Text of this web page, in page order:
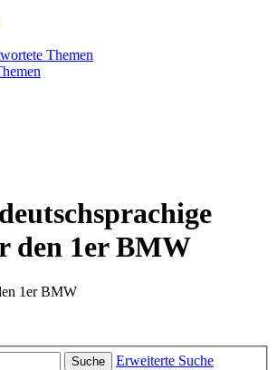
Themen
den 1er BMW
1er BMW
Suche Erweiterte Suche